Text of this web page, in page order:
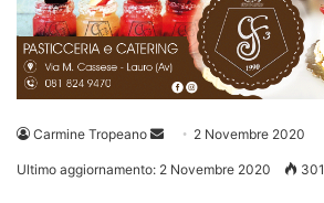
Carmine Tropeano
Invia 2 Novembre 2020
Ultimo aggiornamento: 2 Novembre 2020 301